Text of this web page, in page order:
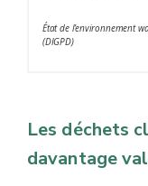
État de l’environnement
(DIGPD)
Les déchets
davantage